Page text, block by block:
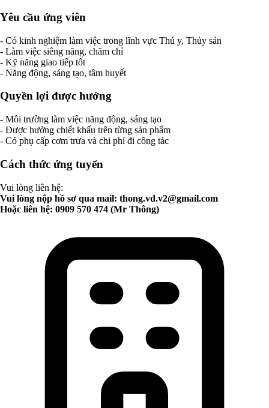
Yêu cầu ứng viên
- Có kinh nghiệm làm việc trong lĩnh vực Thú y, Thủy sản
- Làm việc siêng năng, chăm chỉ
- Kỹ năng giao tiếp tốt
- Năng động, sáng tạo, tâm huyết
Quyền lợi được hưởng
- Môi trường làm việc năng động, sáng tạo
- Được hưởng chiết khấu trên từng sản phẩm
- Có phụ cấp cơm trưa và chi phí đi công tác
Cách thức ứng tuyển
Vui lòng liên hệ:
Vui lòng nộp hồ sơ qua mail: thong.vd.v2@gmail.com
Hoặc liên hệ: 0909 570 474 (Mr Thông)